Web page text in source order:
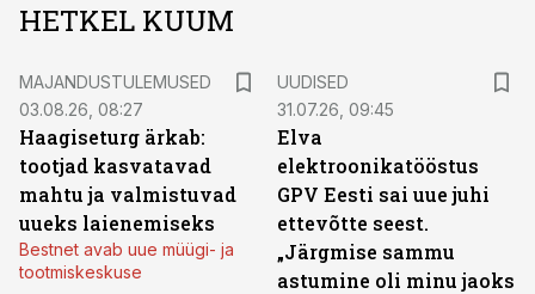
HETKEL KUUM
MAJANDUSTULEMUSED
03.08.26, 08:27
Haagiseturg ärkab:
tootjad kasvatavad
mahtu ja valmistuvad
uueks laienemiseks
Bestnet avab uue müügi- ja
tootmiskeskuse
UUDISED
31.07.26, 09:45
Elva
elektroonikatööstus
GPV Eesti sai uue juhi
ettevõtte seest.
„Järgmise sammu
astumine oli minu jaoks